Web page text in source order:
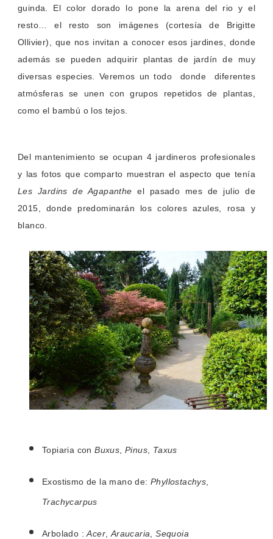
guinda. El color dorado lo pone la arena del rio y el
resto… el resto son imágenes (cortesía de Brigitte
Ollivier), que nos invitan a conocer esos jardines, donde
además se pueden adquirir plantas de jardín de muy
diversas especies. Veremos un todo donde diferentes
atmósferas se unen con grupos repetidos de plantas,
como el bambú o los tejos.
Del mantenimiento se ocupan 4 jardineros profesionales
y las fotos que comparto muestran el aspecto que tenía
Les Jardins de Agapanthe el pasado mes de julio de
2015, donde predominarán los colores azules, rosa y
blanco.
Topiaria conBuxus ,Pinus Taxus
Exostismo de la mano de: Phyllostachys
Trachycarpus
Arbolado :Acer Araucaria ,Sequoia